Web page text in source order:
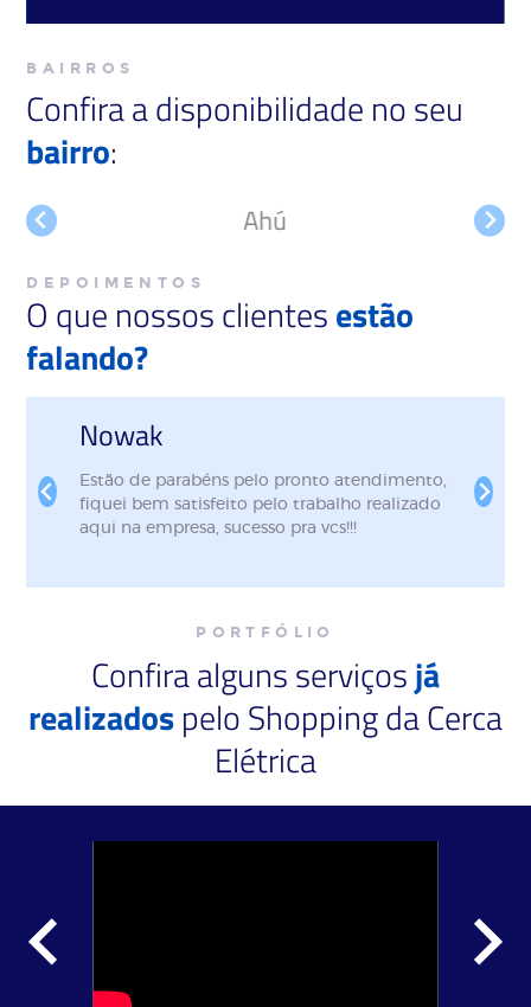
BAIRROS
Confira a disponibilidade no seu
bairro:
Ahú
DEPOIMENTOS
O que nossos clientesestão
falando?
gabriela
Excelente atendimento! Fui muito bem
recebida desde o primeiro contato. A equipe
foi extremamente atenciosa, educada e
dentro do prazo. É nítido o compromisso
olhos fechados e certamente voltarei sempre
que precisar. Parabéns pelo excelente
trabalho!
PORTFÓLIO
Confira alguns serviçosjá
realizadospelo Shopping da Cerca
Elétrica